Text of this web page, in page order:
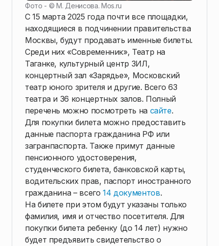
Фото - ©М. Денисова. Mos.ru
С 15 марта 2025 года почти все площадки,
находящиеся в подчинении правительства
Москвы, будут продавать именные билеты.
Среди них «Современник», Театр на
Таганке, культурный центр ЗИЛ,
концертный зал «Зарядье», Московский
театр юного зрителя и другие. Всего 63
театра и 36 концертных залов. Полный
перечень можно посмотреть на сайте.
Для покупки билета можно предоставить
данные паспорта гражданина РФ или
загранпаспорта. Также примут данные
пенсионного удостоверения,
студенческого билета, банковской карты,
водительских прав, паспорт иностранного
гражданина – всего14 документов.
На билете при этом будут указаны только
фамилия, имя и отчество посетителя. Для
покупки билета ребенку (до 14 лет) нужно
будет предъявить свидетельство о